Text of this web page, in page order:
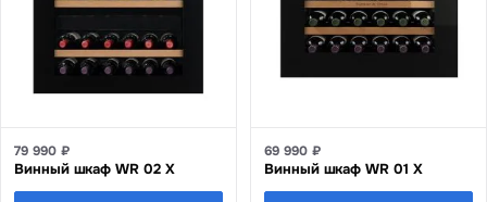
79 990 ₽
Винный шкаф WR 02 X
69 990 ₽
Винный шкаф WR 01 X